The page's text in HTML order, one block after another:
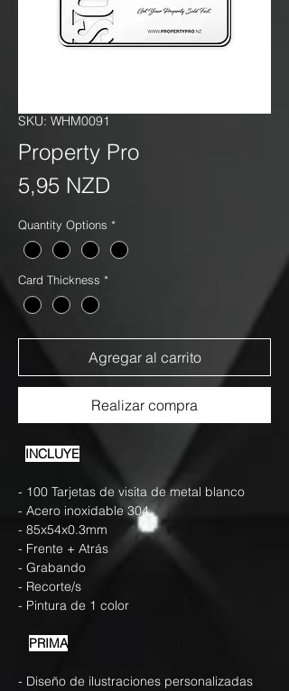
SKU: WHM0091
Property Pro
5,95 NZD
Quantity Options *
Card Thickness *
Agregar al carrito
Realizar compra
INCLUYE
- 100 Tarjetas de visita de metal blanco
- Acero inoxidable 304
- 85x54x0.3mm
- Frente + Atrás
- Grabando
- Recorte/s
- Pintura de 1 color
PRIMA
- Diseño de ilustraciones personalizadas